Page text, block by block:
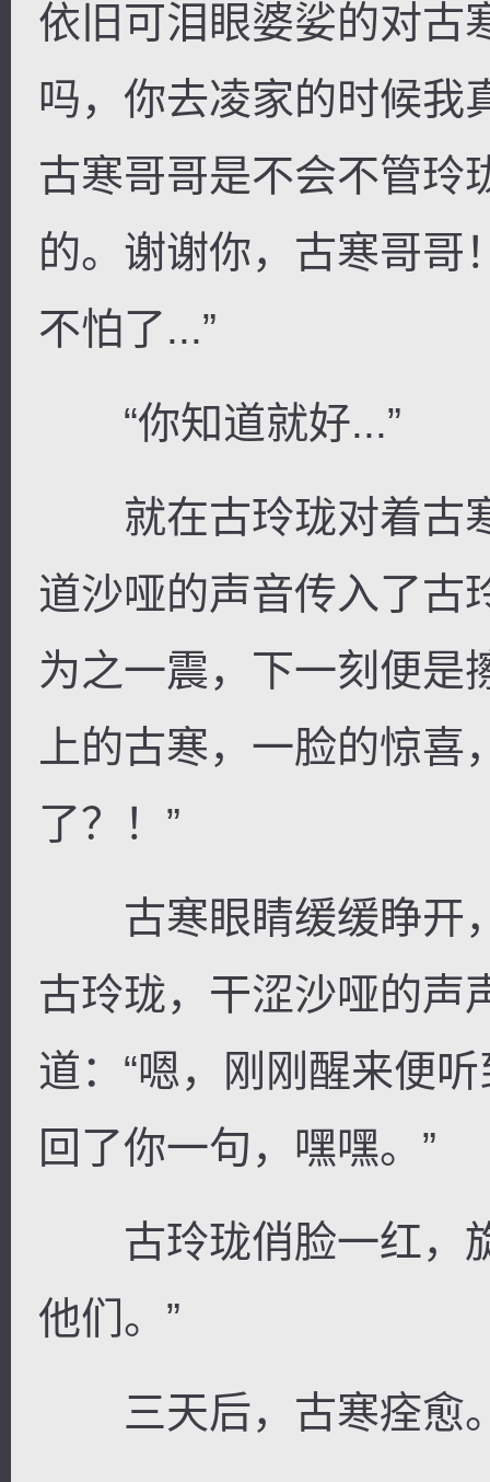
依旧可泪眼婆娑的对古
吗，你去凌家的时候我
古寒哥哥是不会不管玲
的。谢谢你，古寒哥哥
不怕了...”
“你知道就好...”
就在古玲珑对着古
道沙哑的声音传入了古
为之一震，下一刻便是
上的古寒，一脸的惊
了？！”
古寒眼睛缓缓睁开
古玲珑，干涩沙哑的声
道：“嗯，刚刚醒来便
回了你一句，嘿嘿。”
古玲珑俏脸一红，旋
他们。”
三天后，古寒痊愈